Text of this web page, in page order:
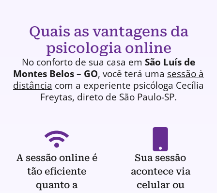
Quais as vantagens da
psicologia online
No conforto de sua casa em São Luís de
Montes Belos – GO, você terá uma sessão à
distância com a experiente psicóloga Cecília
Freytas, direto de São Paulo-SP.
A sessão online é
tão eficiente
quanto a
Sua sessão
acontece via
celular ou